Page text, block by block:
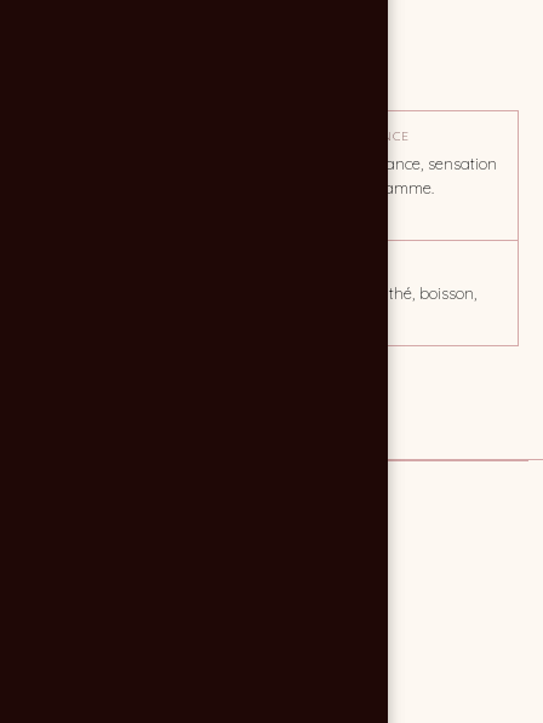
TON / AMBIANCE
Sobriété, élégance, sensation
de haut de gamme.
international, thé, boisson,